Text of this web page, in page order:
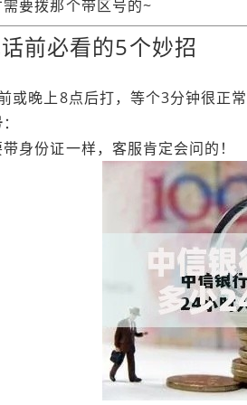
要拨那个带区号的~
前必看的5个妙招
或晚上8点后打，等个3分钟很正
：
身份证一样，客服肯定会问的！